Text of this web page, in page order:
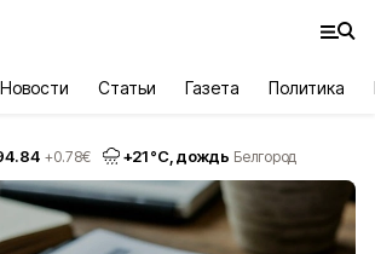
Новости Статьи Газета Политика
+0.78€ +21°С, дождь Белгород